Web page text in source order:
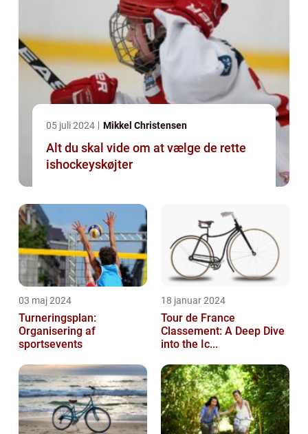
05 juli 2024 Mikkel Christensen
Alt du skal vide om at vælge de rette
ishockeyskøjter
03 maj 2024
Turneringsplan:
Organisering af
sportsevents
18 januar 2024
Tour de France
Classement: A Deep Dive
into the Ic...